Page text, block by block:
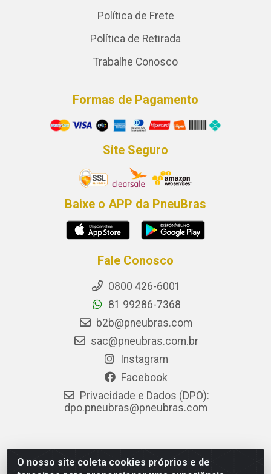
O nosso site coleta cookies próprios e de
Política de Frete
Política de Retirada
Trabalhe Conosco
Formas de Pagamento
Site Seguro
Baixe o APP da PneuBras
Fale Conosco
0800 426-6001
81 99286-7368
b2b@pneubras.com
sac@pneubras.com.br
Instagram
Facebook
Privacidade e Dados (DPO):
dpo.pneubras@pneubras.com
PneuBras - Rodovia BR-101, KM 82 - Prazeres,
Jaboatão dos Guararapes/PE - CEP 54.335-000 - CNPJ